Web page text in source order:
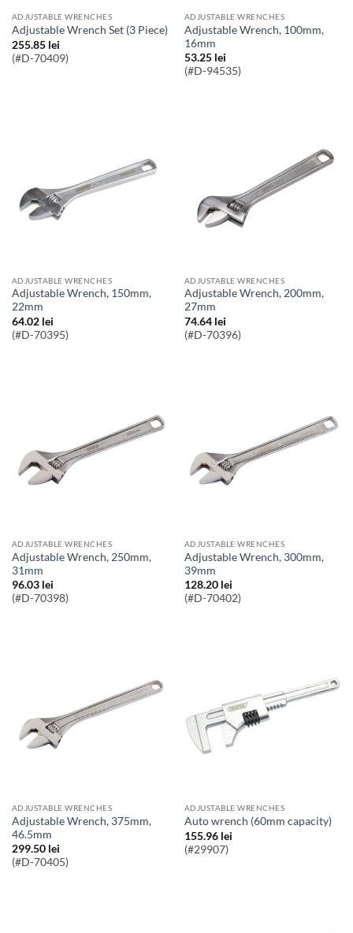
ADJUSTABLE WRENCHES
Adjustable Wrench Set (3 Piece)
255.85 lei
(#D-70409)
ADJUSTABLE WRENCHES
Adjustable Wrench, 100mm,
16mm
53.25 lei
(#D-94535)
ADJUSTABLE WRENCHES
Adjustable Wrench, 150mm,
22mm
64.02 lei
(#D-70395)
ADJUSTABLE WRENCHES
Adjustable Wrench, 200mm,
27mm
74.64 lei
(#D-70396)
ADJUSTABLE WRENCHES
Adjustable Wrench, 250mm,
31mm
96.03 lei
(#D-70398)
ADJUSTABLE WRENCHES
Adjustable Wrench, 300mm,
39mm
128.20 lei
(#D-70402)
ADJUSTABLE WRENCHES
Adjustable Wrench, 375mm,
46.5mm
299.50 lei
(#D-70405)
ADJUSTABLE WRENCHES
auto wrench (60mm capacity)
155.96 lei
(#29907)